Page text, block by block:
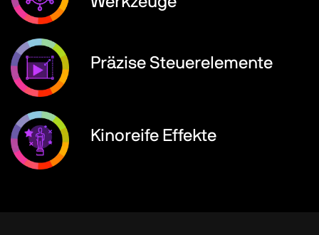
Präzise Steuerelemente
Kinoreife Effekte